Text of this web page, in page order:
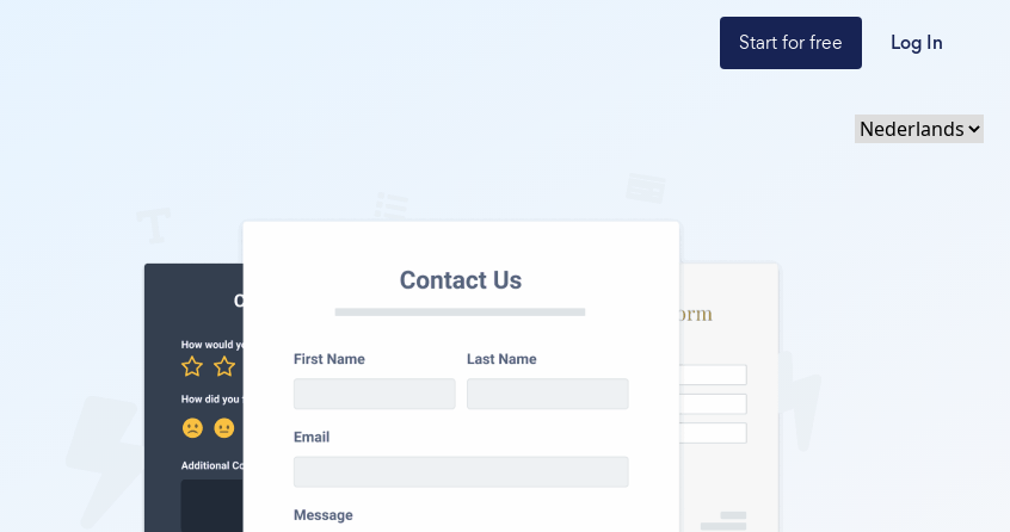
Start for free Log In